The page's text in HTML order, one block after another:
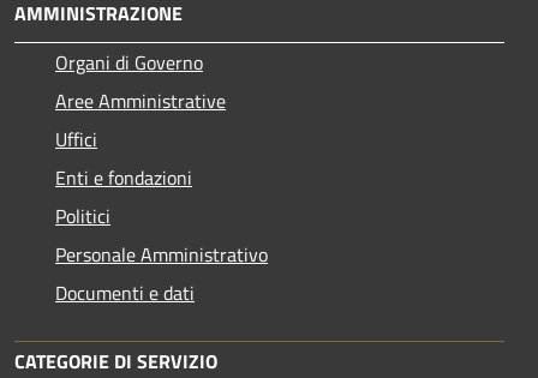
AMMINISTRAZIONE
Organi di Governo
Aree Amministrative
Uffici
Enti e fondazioni
Politici
Personale Amministrativo
Documenti e dati
CATEGORIE DI SERVIZIO